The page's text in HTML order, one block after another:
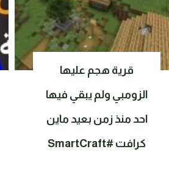
قرية هجم عليها
الزومبي ولم يبقي فيها
احد منذ زمن بعيد ماين
كرافت #SmartCraft